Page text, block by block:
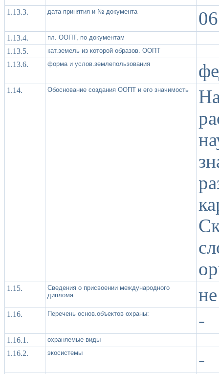
1.13.3. дата принятия и № документа
1.13.4. пл. ООПТ, по документам
1.13.5. кат.земель из которой образов. ООПТ
1.13.6. форма и услов.землепользования
1.14. Обоснование создания ООПТ и его значимость
1.15.
Сведения о присвоении международного
диплома
1.16. Перечень основ.объектов охраны: -
1.16.1. охраняемые виды
1.16.2. экосистемы -